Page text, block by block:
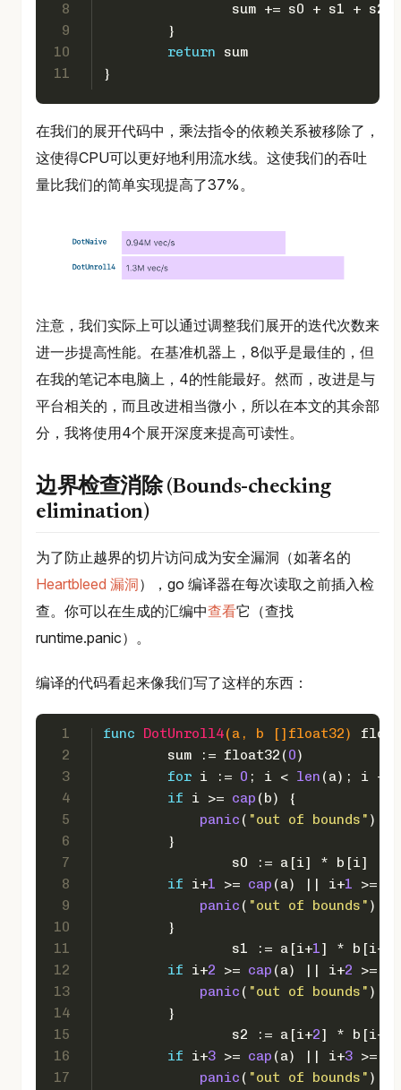
8
9
10
11
sum += s0 + s1 + s2
	}
return sum
}
在我们的展开代码中，乘法指令的依赖关系被移除了，
这使得CPU可以更好地利用流水线。这使我们的吞吐
量比我们的简单实现提高了37%。
注意，我们实际上可以通过调整我们展开的迭代次数来
进一步提高性能。在基准机器上，8似乎是最佳的，但
在我的笔记本电脑上，4的性能最好。然而，改进是与
平台相关的，而且改进相当微小，所以在本文的其余部
分，我将使用4个展开深度来提高可读性。
边界检查消除 (Bounds-checking
elimination)
为了防止越界的切片访问成为安全漏洞（如著名的
Heartbleed 漏洞），go 编译器在每次读取之前插入检
查。你可以在生成的汇编中查看它（查找
runtime.panic）。
编译的代码看起来像我们写了这样的东西：
1
2
3
4
5
6
7
8
9
10
11
12
13
14
15
16
17
func DotUnroll4(a, b [] float32)
	sum :=
float32 (0)
for i := 0 ; i < len (a); i +=
if i >= cap (b) {
panic ( "out of bounds" )
        }
		s0 := a[i] * b[i]
if i+1 >= cap (a) || i+1 >=
panic ( "out of bounds" )
        }
		s1 := a[i+
1] * b[i+
if i+2 >= cap (a) || i+2 >=
panic ( "out of bounds" )
        }
		s2 := a[i+
2] * b[i+
if i+3 >= cap (a) || i+3 >=
panic ( "out of bounds" )